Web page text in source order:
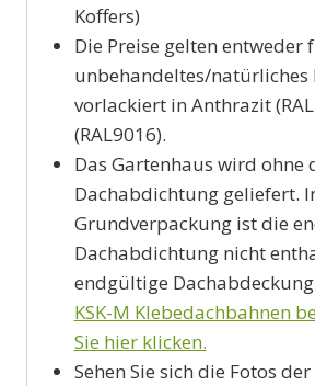
Koffers)
Die Preise gelten entweder
unbehandeltes/natürliches
vorlackiert in Anthrazit
(RAL9016).
Das Gartenhaus wird ohne
Dachabdichtung geliefert.
Grundverpackung ist die
Dachabdichtung nicht
endgültige Dachabdeckung
KSK-M Klebedachbahnen
Sie hier klicken.
Sehen Sie sich die Fotos der